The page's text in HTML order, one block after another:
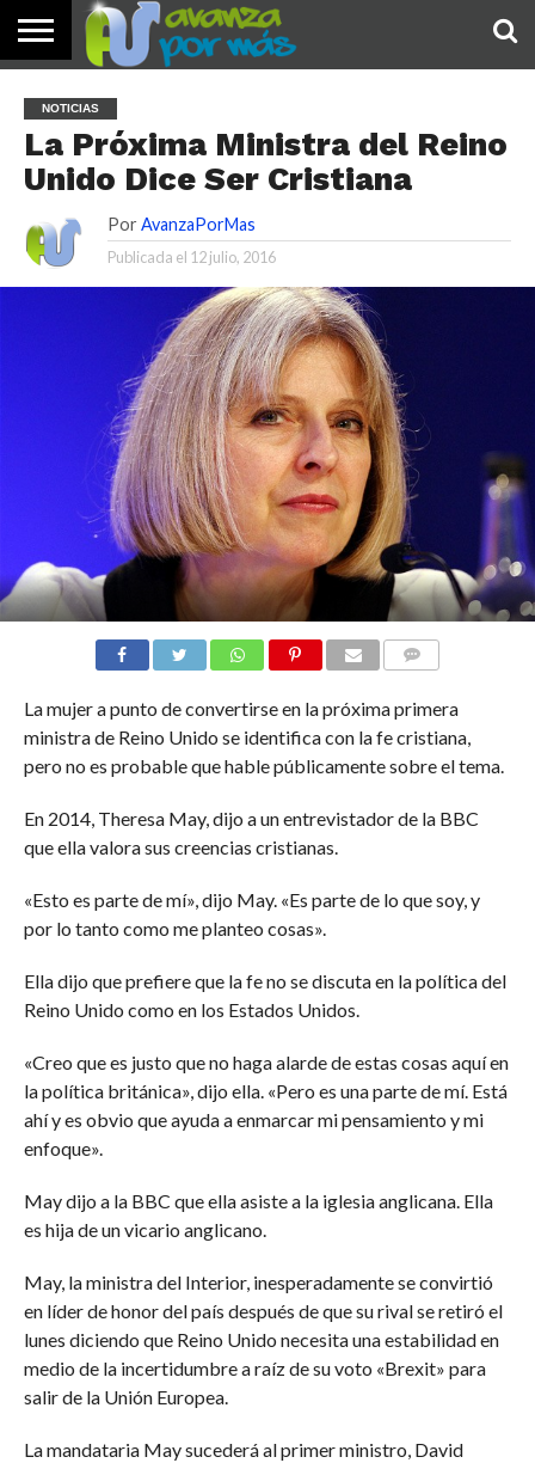
PALABRA
DE HOY
DEVOCIONALES
NOTICIAS
TESTIMONIOS
ORACIONES
SOBRE
NOSOTROS
IMÁGENES
NOTICIAS
La Próxima Ministra del Reino
Unido Dice Ser Cristiana
Por AvanzaPorMas
Publicada el 12 julio, 2016
La mujer a punto de convertirse en la próxima primera
ministra de Reino Unido se identifica con la fe cristiana,
pero no es probable que hable públicamente sobre el tema.
En 2014, Theresa May, dijo a un entrevistador de la BBC
que ella valora sus creencias cristianas.
«Esto es parte de mí», dijo May. «Es parte de lo que soy, y
por lo tanto como me planteo cosas».
Ella dijo que prefiere que la fe no se discuta en la política del
Reino Unido como en los Estados Unidos.
«Creo que es justo que no haga alarde de estas cosas aquí en
la política británica», dijo ella. «Pero es una parte de mí. Está
ahí y es obvio que ayuda a enmarcar mi pensamiento y mi
enfoque».
May dijo a la BBC que ella asiste a la iglesia anglicana. Ella
es hija de un vicario anglicano.
May, la ministra del Interior, inesperadamente se convirtió
en líder de honor del país después de que su rival se retiró el
lunes diciendo que Reino Unido necesita una estabilidad en
medio de la incertidumbre a raíz de su voto «Brexit» para
salir de la Unión Europea.
La mandataria May sucederá al primer ministro, David